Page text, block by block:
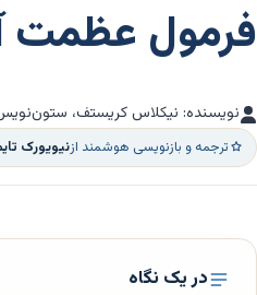
فرمول عظمت
نویسنده: نیکلاس کریستف،
ترجمه و بازنویسی هوشمند ازنیویورک
در یک نگاه